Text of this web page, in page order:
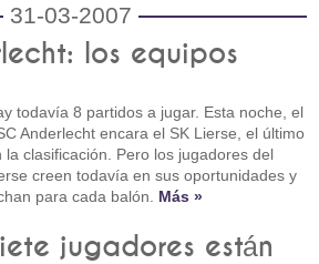
31-03-2007
los equipos
todavía 8 partidos a jugar. Esta noche, el
Anderlecht encara el SK Lierse, el último
la clasificación. Pero los jugadores del
creen todavía en sus oportunidades y
para cada balón. Más »
jugadores están